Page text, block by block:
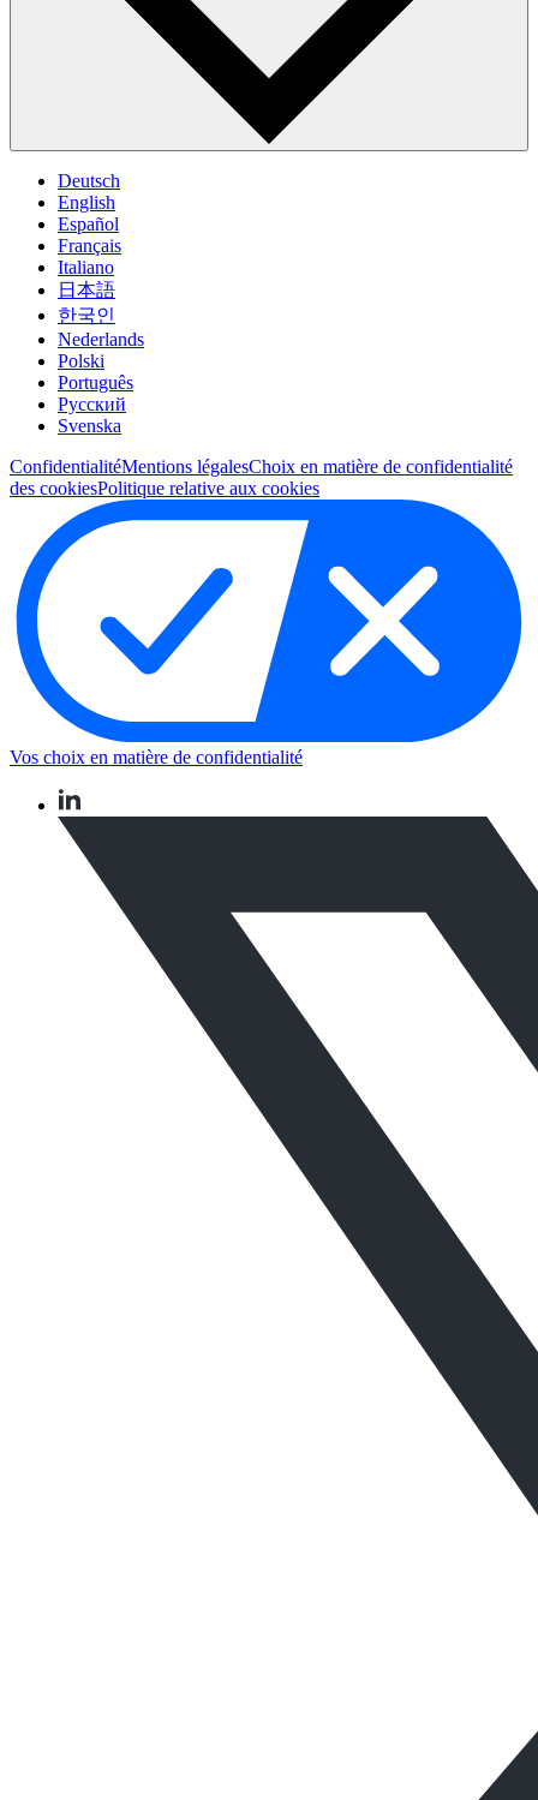
Deutsch
English
Español
Français
Italiano
日本語
한국인
Nederlands
Polski
Português
Pусский
Svenska
ConfidentialitéMentions légalesChoix en matière de confidentialité
des cookiesPolitique relative aux cookies
Vos choix en matière de confidentialité